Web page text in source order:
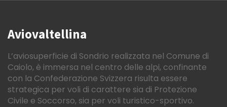
Aviovaltellina
L’aviosuperficie di Sondrio realizzata nel Comune di
Caiolo, è immersa nel centro delle alpi, confinante
con la Confederazione Svizzera risulta essere
strategica per voli di carattere sia di Protezione
Civile e Soccorso, sia per voli turistico-sportivo.